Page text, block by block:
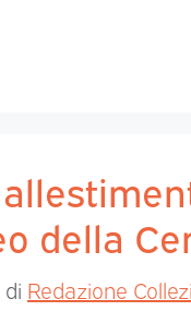
della
di Redazione